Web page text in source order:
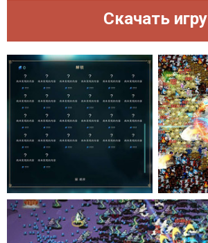
Скачать игру